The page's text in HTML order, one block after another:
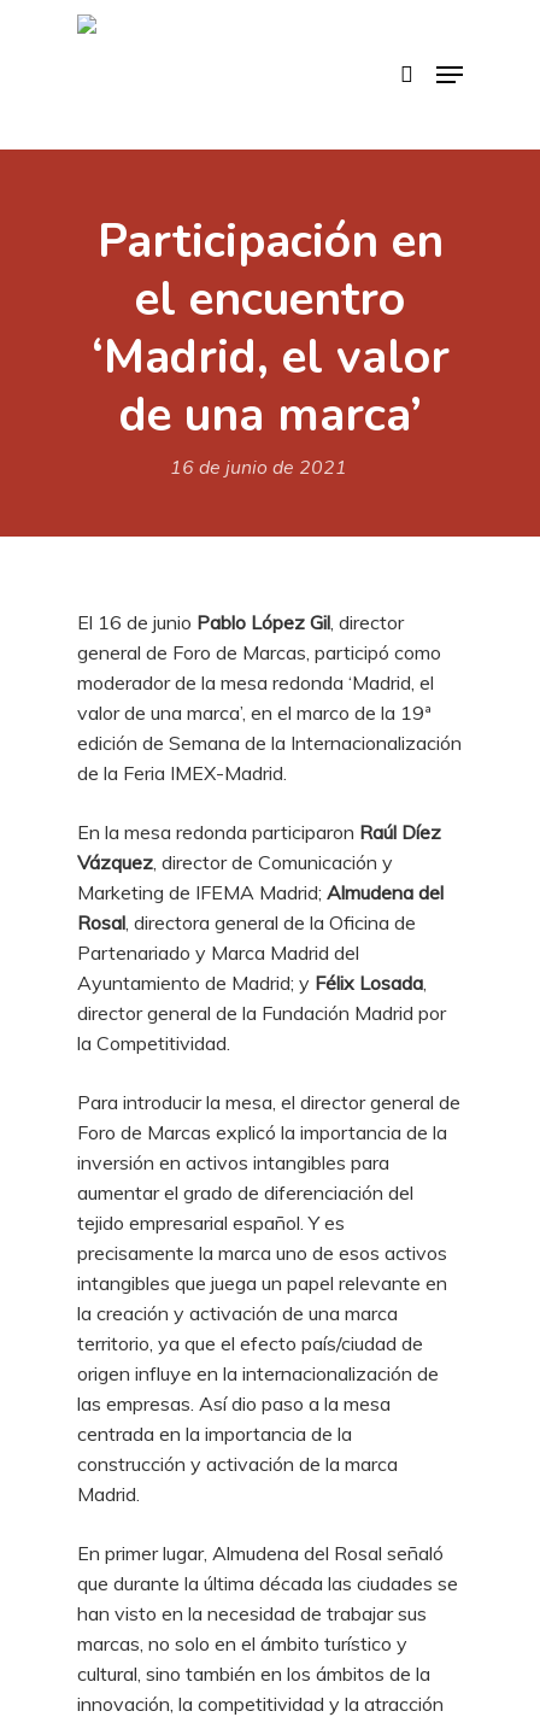
Menu
Participación en
el encuentro
‘Madrid, el valor
de una marca’
16 de junio de 2021
El 16 de junio Pablo López Gil , director
general de Foro de Marcas, participó como
moderador de la mesa redonda ‘Madrid, el
valor de una marca’, en el marco de la 19ª
edición de Semana de la Internacionalización
de la Feria IMEX-Madrid.
En la mesa redonda participaron Raúl Díez
Vázquez , director de Comunicación y
Marketing de IFEMA Madrid; Almudena del
Rosal , directora general de la Oficina de
Partenariado y Marca Madrid del
Ayuntamiento de Madrid; y Félix Losada
director general de la Fundación Madrid por
la Competitividad.
Para introducir la mesa, el director general de
Foro de Marcas explicó la importancia de la
inversión en activos intangibles para
aumentar el grado de diferenciación del
tejido empresarial español. Y es
precisamente la marca uno de esos activos
intangibles que juega un papel relevante en
la creación y activación de una marca
territorio, ya que el efecto país/ciudad de
origen influye en la internacionalización de
las empresas. Así dio paso a la mesa
centrada en la importancia de la
construcción y activación de la marca
Madrid.
En primer lugar, Almudena del Rosal señaló
que durante la última década las ciudades se
han visto en la necesidad de trabajar sus
marcas, no solo en el ámbito turístico y
cultural, sino también en los ámbitos de la
innovación, la competitividad y la atracción